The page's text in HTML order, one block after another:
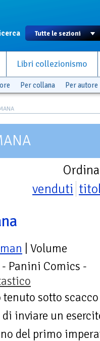
Libri collezionismo
Per collana Per autore
venduti
| Volume
- Panini Comics -
tenuto sotto
inviare un
del primo